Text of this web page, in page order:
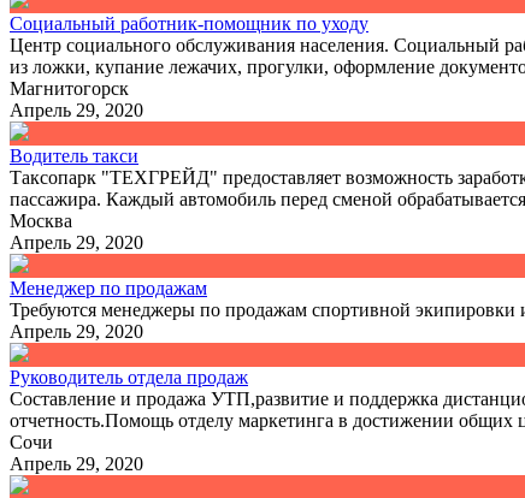
Социальный работник-помощник по уходу
Центр социального обслуживания населения. Социальный
из ложки, купание лежачих, прогулки, оформление
Магнитогорск
Апрель 29, 2020
Водитель такси
Таксопарк "ТЕХГРЕЙД" предоставляет возможность
пассажира. Каждый автомобиль перед сменой
Москва
Апрель 29, 2020
Менеджер по продажам
Требуются менеджеры по продажам спортивной экипировки
Апрель 29, 2020
Руководитель отдела продаж
Составление и продажа УТП,развитие и поддержка
отчетность.Помощь отделу маркетинга в достижении общих
Сочи
Апрель 29, 2020